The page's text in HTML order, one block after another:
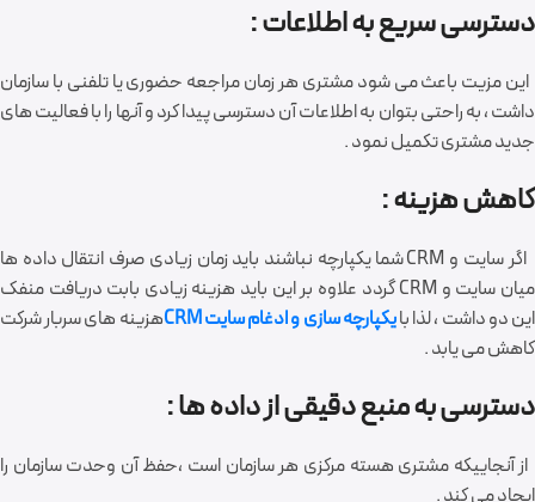
دسترسی سریع به اطلاعات :
این مزیت باعث می شود مشتری هر زمان مراجعه حضوری یا تلفنی با سازمان
داشت ، به راحتی بتوان به اطلاعات آن دسترسی پیدا کرد و آنها را با فعالیت های
جدید مشتری تکمیل نمود .
کاهش هزینه :
اگر سایت و CRM شما یکپارچه نباشند باید زمان زیادی صرف انتقال داده ها
میان سایت و CRM گردد علاوه بر این باید هزینه زیادی بابت دریافت منفک
این دو داشت ، لذا بایکپارچه سازی و ادغام سایت CRM
هزینه های سربار شرکت
کاهش می یابد .
دسترسی به منبع دقیقی از داده ها :
از آنجاییکه مشتری هسته مرکزی هر سازمان است ،حفظ آن وحدت سازمان را
ایجاد می کند .